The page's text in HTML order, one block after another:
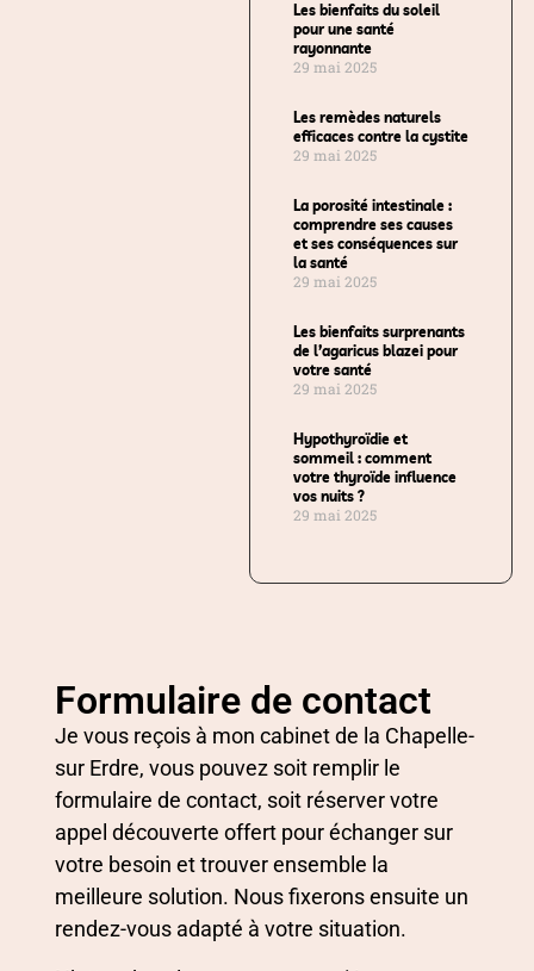
Les bienfaits du soleil
pour une santé
rayonnante
29 mai 2025
Les remèdes naturels
efficaces contre la cystite
29 mai 2025
La porosité intestinale :
comprendre ses causes
et ses conséquences sur
la santé
29 mai 2025
Les bienfaits surprenants
de l’agaricus blazei pour
votre santé
29 mai 2025
Hypothyroïdie et
sommeil : comment
votre thyroïde influence
vos nuits ?
29 mai 2025
Formulaire de contact
Je vous reçois à mon cabinet de la Chapelle-
sur Erdre, vous pouvez soit remplir le
formulaire de contact, soit réserver votre
appel découverte offert pour échanger sur
votre besoin et trouver ensemble la
meilleure solution. Nous fixerons ensuite un
rendez-vous adapté à votre situation.